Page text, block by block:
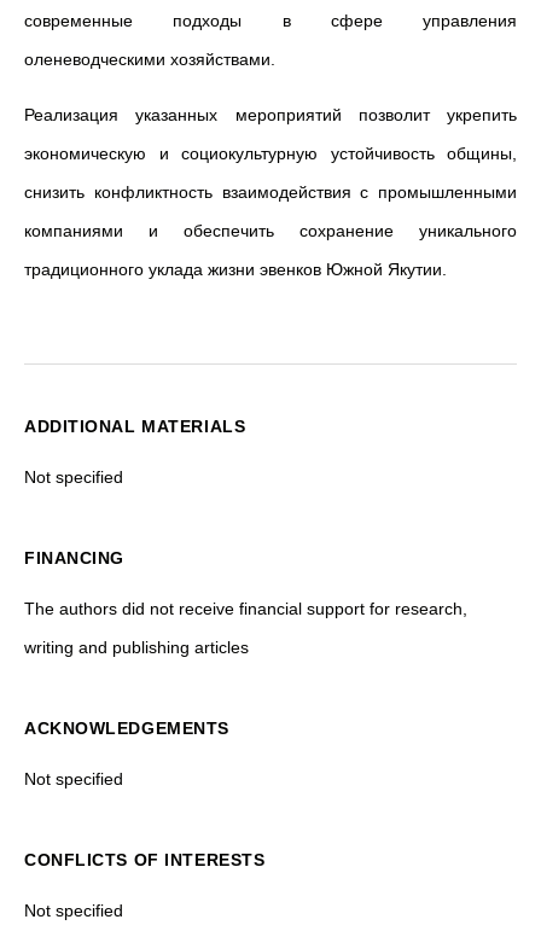
современные подходы в сфере управления
оленеводческими хозяйствами.
Реализация указанных мероприятий позволит укрепить
экономическую и социокультурную устойчивость общины,
снизить конфликтность взаимодействия с промышленными
компаниями и обеспечить сохранение уникального
традиционного уклада жизни эвенков Южной Якутии.
ADDITIONAL MATERIALS
Not specified
FINANCING
The authors did not receive financial support for research,
writing and publishing articles
ACKNOWLEDGEMENTS
Not specified
CONFLICTS OF INTERESTS
Not specified